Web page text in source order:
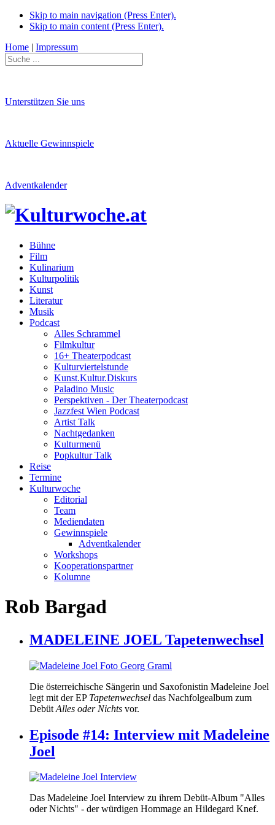
Skip to main navigation (Press Enter).
Skip to main content (Press Enter).
Home | Impressum
Unterstützen Sie uns
Aktuelle Gewinnspiele
Adventkalender
Bühne
Film
Kulinarium
Kulturpolitik
Kunst
Literatur
Musik
Podcast
Alles Schrammel
Filmkultur
16+ Theaterpodcast
Kulturviertelstunde
Kunst.Kultur.Diskurs
Paladino Music
Perspektiven - Der Theaterpodcast
Jazzfest Wien Podcast
Artist Talk
Nachtgedanken
Kulturmenü
Popkultur Talk
Reise
Termine
Kulturwoche
Editorial
Team
Mediendaten
Gewinnspiele
Adventkalender
Workshops
Kooperationspartner
Kolumne
Rob Bargad
MADELEINE JOEL Tapetenwechsel
Die österreichische Sängerin und Saxofonistin Madeleine Joel
legt mit der EP Tapetenwechsel das Nachfolgealbum zum
Debüt Alles oder Nichts vor.
Episode #14: Interview mit Madeleine
Joel
Das Madeleine Joel Interview zu ihrem Debüt-Album "Alles
oder Nichts" - der würdigen Hommage an Hildegard Knef.